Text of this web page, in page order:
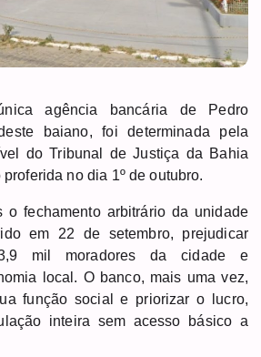
agência bancária de Pedro
baiano, foi determinada pela
do Tribunal de Justiça da Bahia
no dia 1º de outubro.
o fechamento arbitrário da unidade
em 22 de setembro, prejudicar
mil moradores da cidade e
local. O banco, mais uma vez,
função social e priorizar o lucro,
inteira sem acesso básico a